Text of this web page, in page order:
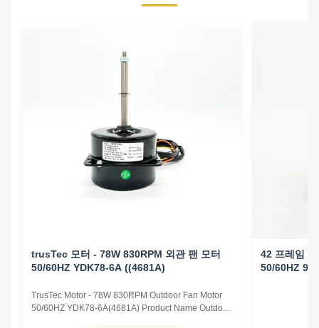
trusTec 모터 - 78W 830RPM 외관 팬 모터
50/60HZ YDK78-6A ((4681A)
TrusTec Motor - 78W 830RPM Outdoor Fan Motor
50/60HZ YDK78-6A(4681A) Product Name Outdoor
42 프레임
50/60HZ